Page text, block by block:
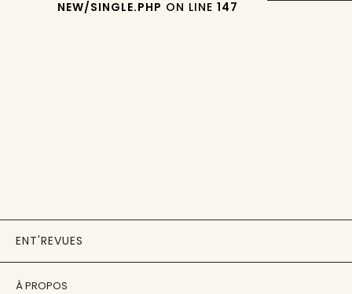
NEW/SINGLE.PHP ON LINE 147
ENT'REVUES
À PROPOS